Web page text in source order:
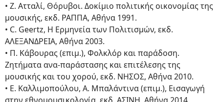
• Ζ. Ατταλί, Θόρυβοι. Δοκίμιο πολιτικής οικονομίας της
μουσικής, εκδ. ΡΑΠΠΑ, Αθήνα 1991.
• C. Geertz, H Ερμηνεία των Πολιτισμών, εκδ.
ΑΛΕΞΑΝΔΡΕΙΑ, Αθήνα 2003.
• Π. Κάβουρας (επιμ.), Φολκλόρ και παράδοση.
Ζητήματα ανα-παράστασης και επιτέλεσης της
μουσικής και του χορού, εκδ. ΝΗΣΟΣ, Αθήνα 2010.
• E. Καλλιμοπούλου, Α. Μπαλάντινα (επιμ.), Εισαγωγή